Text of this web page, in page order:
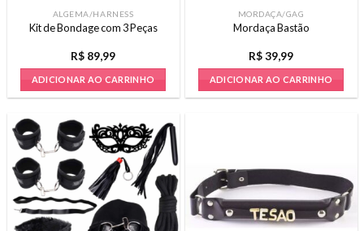
ALGEMA/HARNESS
Kit de Bondage com 3 Peças
R$ 89,99
ADICIONAR AO CARRINHO
MORDAÇA/GAG
Mordaça Bastão
R$39,99
ADICIONAR AO CARRINHO